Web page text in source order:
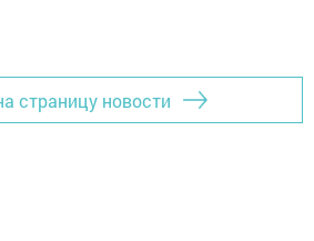
страницу новости